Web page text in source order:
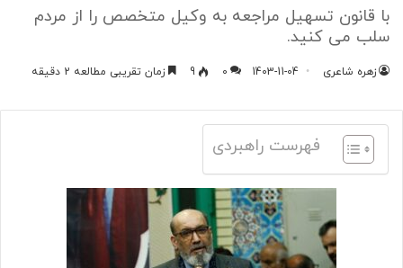
با قانون تسهیل مراجعه به وکیل متخصص را از مردم
سلب می کنید.
زهره شاعری 1403-11-04
0
9 زمان تقریبی مطالعه 2 دقیقه
فهرست راهبردی